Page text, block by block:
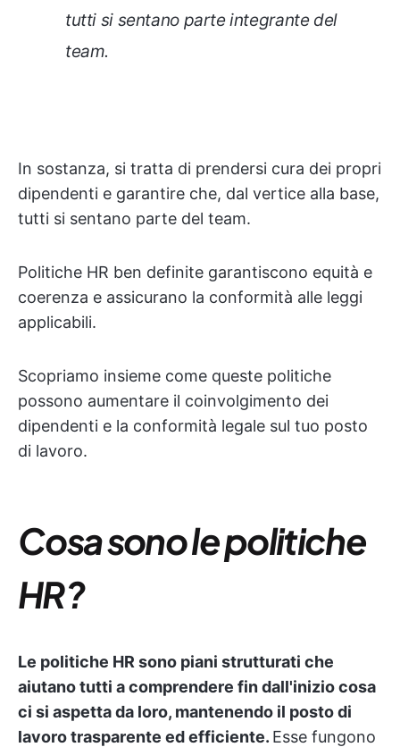
tutti si sentano parte integrante del
team.
In sostanza, si tratta di prendersi cura dei propri
dipendenti e garantire che, dal vertice alla base,
tutti si sentano parte del team.
Politiche HR ben definite garantiscono equità e
coerenza e assicurano la conformità alle leggi
applicabili.
Scopriamo insieme come queste politiche
possono aumentare il coinvolgimento dei
dipendenti e la conformità legale sul tuo posto
di lavoro.
Cosa sono le politiche
HR?
Le politiche HR sono piani strutturati che
aiutano tutti a comprendere fin dall'inizio cosa
ci si aspetta da loro, mantenendo il posto di
lavoro trasparente ed efficiente. Esse fungono